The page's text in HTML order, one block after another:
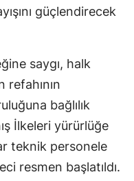
güçlendirecek
saygı, halk
refahının
bağlılık
İlkeleri yürürlüğe
teknik personele
resmen başlatıldı.